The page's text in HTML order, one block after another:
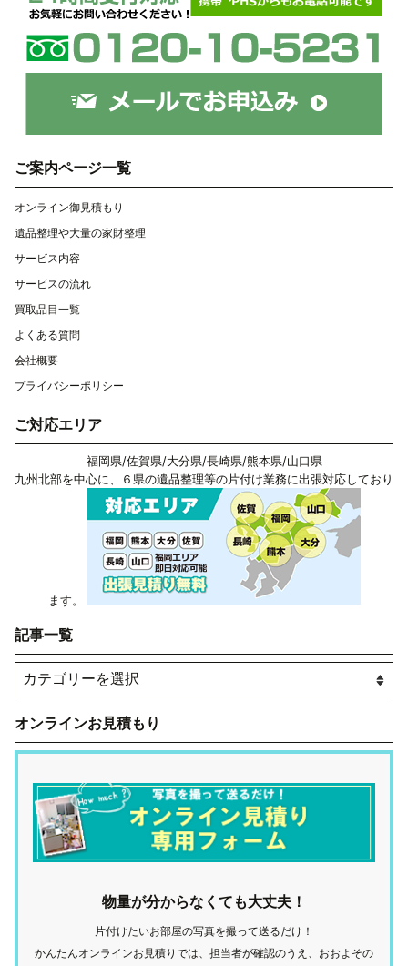
ご案内ページ一覧
オンライン御見積もり
遺品整理や大量の家財整理
サービス内容
サービスの流れ
買取品目一覧
よくある質問
会社概要
プライバシーポリシー
ご対応エリア
福岡県/佐賀県/大分県/長崎県/熊本県/山口県
九州北部を中心に、６県の遺品整理等の片付け業務に出張対応しており
ます。
記事一覧
オンラインお見積もり
物量が分からなくても大丈夫！
片付けたいお部屋の写真を撮って送るだけ！
かんたんオンラインお見積りでは、担当者が確認のうえ、おおよその